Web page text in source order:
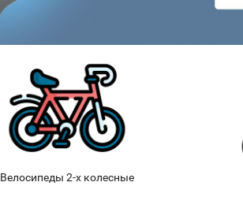
Велосипеды 2-х колесные